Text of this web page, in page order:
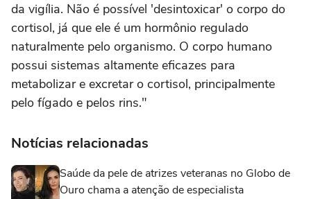
da vigília. Não é possível 'desintoxicar' o corpo do
cortisol, já que ele é um hormônio regulado
naturalmente pelo organismo. O corpo humano
possui sistemas altamente eficazes para
metabolizar e excretar o cortisol, principalmente
pelo fígado e pelos rins."
Notícias relacionadas
Saúde da pele de atrizes veteranas no Globo de
Ouro chama a atenção de especialista